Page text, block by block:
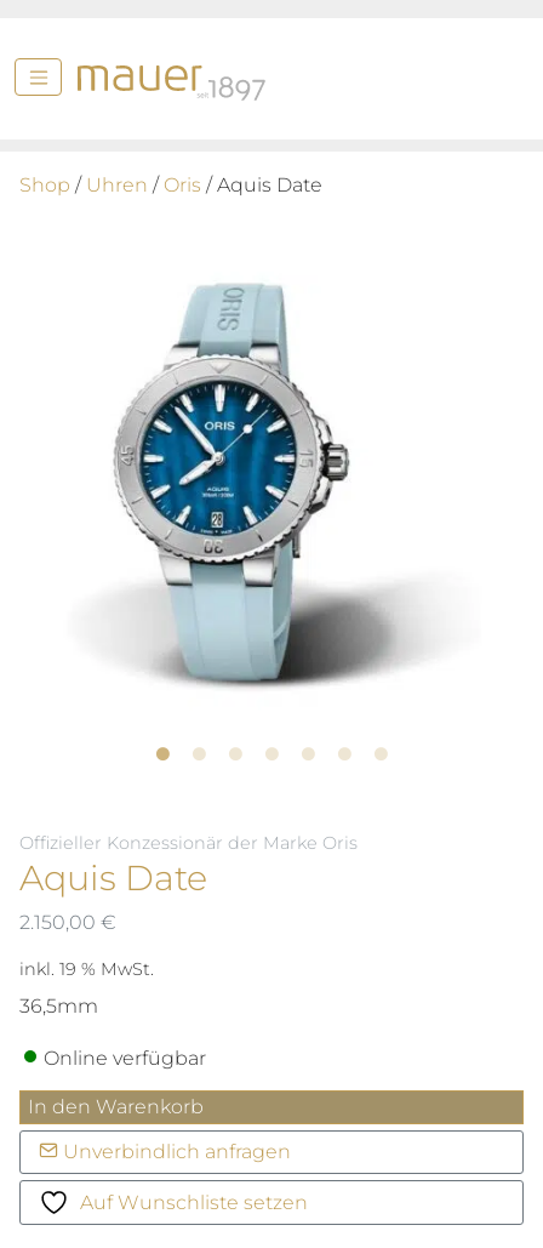
Shop / Uhren / Oris / Aquis Date
Offizieller Konzessionär der Marke Oris
Aquis Date
2.150,00 €
inkl. 19 % MwSt.
36,5mm
Online verfügbar
Aquis
Date
Menge
In den Warenkorb
Unverbindlich anfragen
Auf Wunschliste setzen